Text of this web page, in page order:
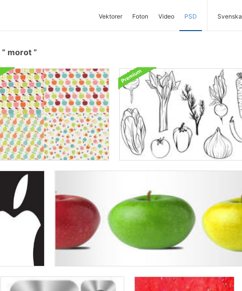
Vektorer Foton Video PSD Svenska
morot